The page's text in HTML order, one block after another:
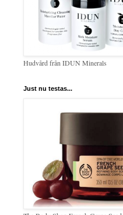
Hudvård från IDUN Minerals
Just nu testas...